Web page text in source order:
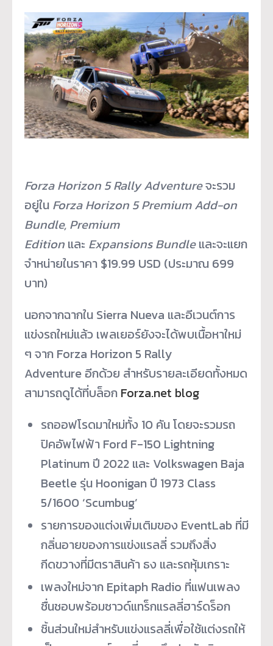
Forza Horizon 5 Rally Adventureจะรวม
อยู่ใน Forza Horizon 5 Premium Add-on
Bundle, Premium
Edition และ Expansions Bundleและจะแยก
จำหน่ายในราคา $19.99 USD (ประมาณ 699
บาท)
นอกจากฉากใน Sierra Nueva และอีเวนต์การ
แข่งรถใหม่แล้ว เพลเยอร์ยังจะได้พบเนื้อหาใหม่
ๆ จาก Forza Horizon 5 Rally
Adventure อีกด้วย สำหรับรายละเอียดทั้งหมด
สามารถดูได้ที่บล็อก Forza.net blog
รถออฟโรดมาใหม่ทั้ง 10 คัน โดยจะรวมรถ
ปิคอัพไฟฟ้า Ford F-150 Lightning
Platinum ปี 2022 และ Volkswagen Baja
Beetle รุ่น Hoonigan ปี 1973 Class
5/1600 ‘Scumbug’
รายการของแต่งเพิ่มเติมของ EventLab ที่มี
กลิ่นอายของการแข่งแรลลี่ รวมถึงสิ่ง
กีดขวางที่มีตราสินค้า ธง และรถหุ้มเกราะ
เพลงใหม่จาก Epitaph Radio ที่แฟนเพลง
ชื่นชอบพร้อมซาวด์แทร็กแรลลี่ฮาร์ดร็อก
ชิ้นส่วนใหม่สำหรับแข่งแรลลี่เพื่อใช้แต่งรถให้